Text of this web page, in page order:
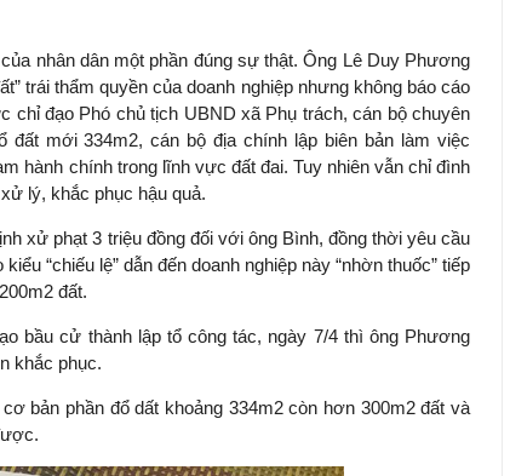
nhân dân một phần đúng sự thật. Ông Lê Duy Phương
trái thẩm quyền của doanh nghiệp nhưng không báo cáo
chỉ đạo Phó chủ tịch UBND xã Phụ trách, cán bộ chuyên
đất mới 334m2, cán bộ địa chính lập biên bản làm việc
hành chính trong lĩnh vực đất đai. Tuy nhiên vẫn chỉ đình
lý, khắc phục hậu quả.
xử phạt 3 triệu đồng đối với ông Bình, đồng thời yêu cầu
“chiếu lệ” dẫn đến doanh nghiệp này “nhờn thuốc” tiếp
đất.
bầu cử thành lập tổ công tác, ngày 7/4 thì ông Phương
khắc phục.
bản phần đổ dất khoảng 334m2 còn hơn 300m2 đất và
Viện trưởng
và trên thực tế
hành như tăng
học công
mới sáng tạo,
sách tài khóa không chỉ mang ý
nghĩa hỗ trợ ngắn hạn mà còn